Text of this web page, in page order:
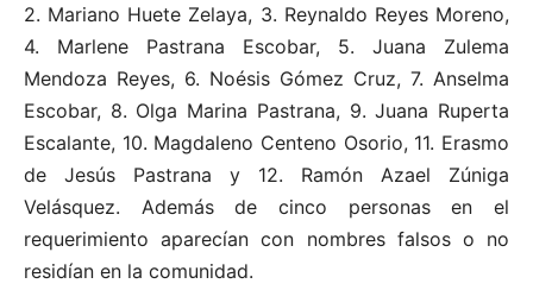
2. Mariano Huete Zelaya, 3. Reynaldo Reyes Moreno,
4. Marlene Pastrana Escobar, 5. Juana Zulema
Mendoza Reyes, 6. Noésis Gómez Cruz, 7. Anselma
Escobar, 8. Olga Marina Pastrana, 9. Juana Ruperta
Escalante, 10. Magdaleno Centeno Osorio, 11. Erasmo
de Jesús Pastrana y 12. Ramón Azael Zúniga
Velásquez. Además de cinco personas en el
requerimiento aparecían con nombres falsos o no
residían en la comunidad.